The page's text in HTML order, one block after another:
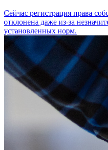
Сейчас регистрация права
отклонена даже из-за
установленных норм.